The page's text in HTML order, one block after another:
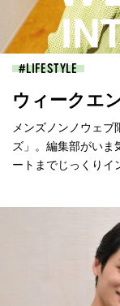
LIFESTYLE
ウィークエ
メンズノンノウェ
ズ」。編集部がいま
ートまでじっくりイ